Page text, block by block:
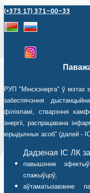
(+375 17) 371-00-33
РУП "Мінскэнерга" ў мэтах
забеспячэння
філіяламі, стварэння
энергіі, распрацавана
юрыдычных асоб" (далей -
Дадзеная ІС ЛК
павышэнне
спажыўцоў,